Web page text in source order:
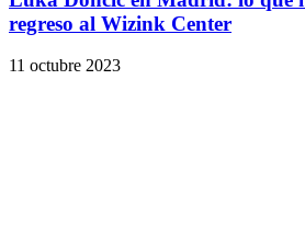
regreso al Wizink Center
11 octubre 2023